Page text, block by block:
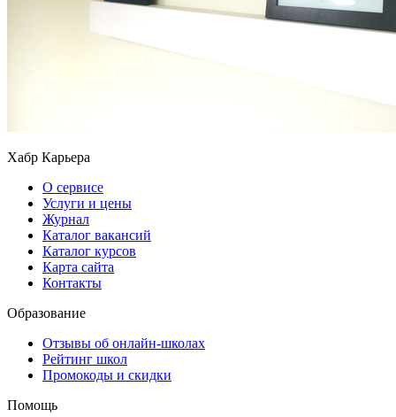
Хабр Карьера
О сервисе
Услуги и цены
Журнал
Каталог вакансий
Каталог курсов
Карта сайта
Контакты
Образование
Отзывы об онлайн-школах
Рейтинг школ
Промокоды и скидки
Помощь